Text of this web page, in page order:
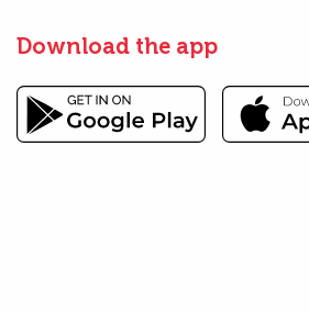
Download the app